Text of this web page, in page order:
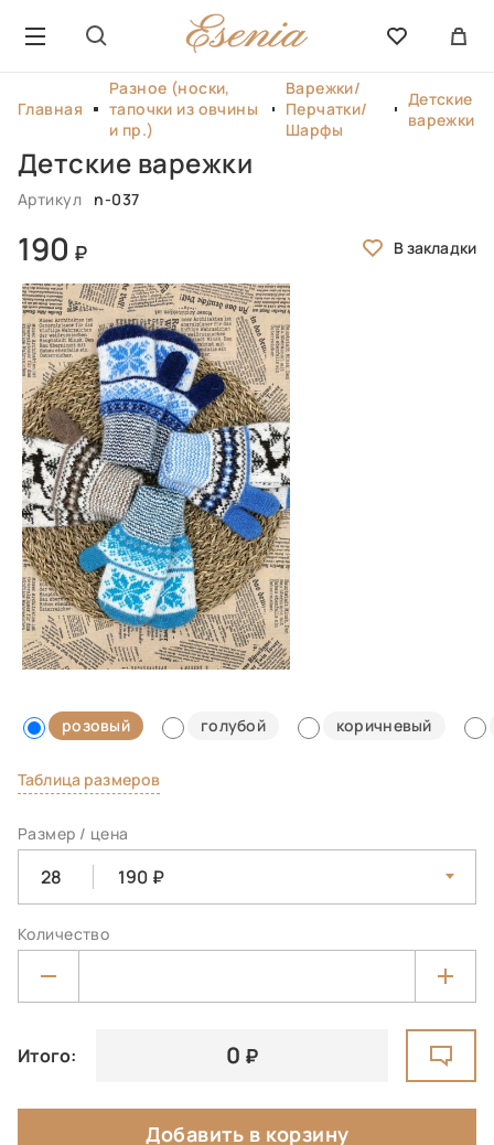
Главная
Разное (носки,
тапочки из овчины
и пр.)
Варежки/
Перчатки/
Шарфы
Детские
варежки
Детские варежки
Артикул n-037
190
розовый голубой коричневый
Таблица размеров
Размер / цена
28 190
Количество
Итого: 0
Добавить в корзину